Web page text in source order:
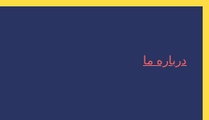
درباره ما